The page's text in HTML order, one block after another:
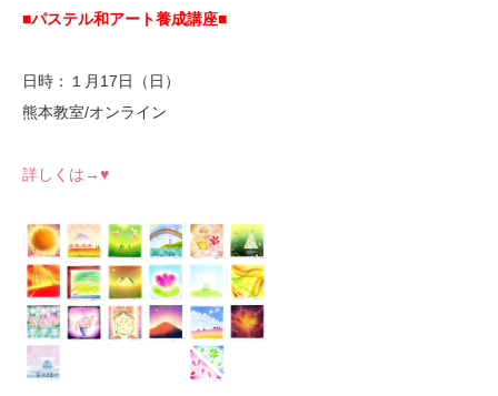
■パステル和アート養成講座■
日時：１月17日（日）
熊本教室/オンライン
詳しくは→♥